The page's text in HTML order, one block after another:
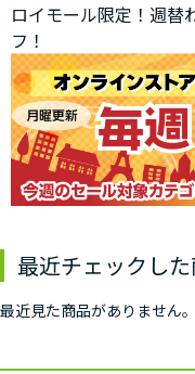
ロイモール限定！週替
フ！
最近チェックし
最近見た商品がありません。